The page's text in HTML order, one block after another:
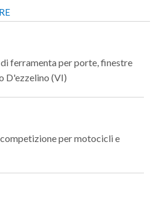
ferramenta per porte, finestre
D'ezzelino (VI)
per motocicli e